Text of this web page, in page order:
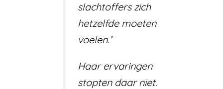
slachtoffers zich
hetzelfde moeten
voelen.’
Haar ervaringen
stopten daar niet.